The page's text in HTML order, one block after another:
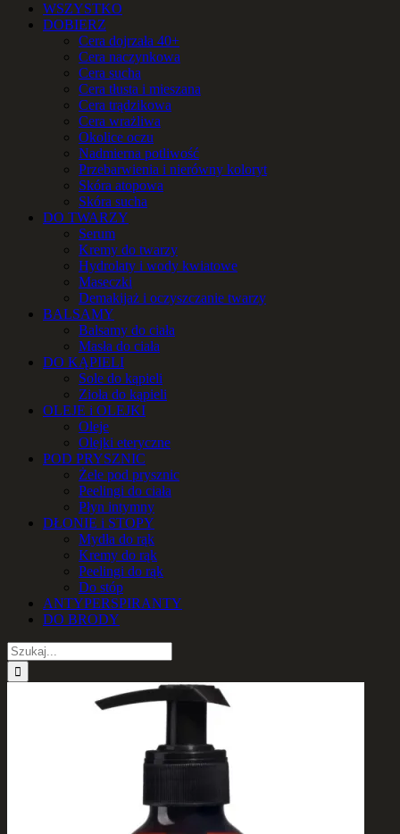
WSZYSTKO
DOBIERZ
Cera dojrzała 40+
Cera naczynkowa
Cera sucha
Cera tłusta i mieszana
Cera trądzikowa
Cera wrażliwa
Okolice oczu
Nadmierna potliwość
Przebarwienia i nierówny koloryt
Skóra atopowa
Skóra sucha
DO TWARZY
Serum
Kremy do twarzy
Hydrolaty i wody kwiatowe
Maseczki
Demakijaż i oczyszczanie twarzy
BALSAMY
Balsamy do ciała
Masła do ciała
DO KĄPIELI
Sole do kąpieli
Zioła do kąpieli
OLEJE i OLEJKI
Oleje
Olejki eteryczne
POD PRYSZNIC
Żele pod prysznic
Peelingi do ciała
Płyn intymny
DŁONIE i STOPY
Mydła do rąk
Kremy do rąk
Peelingi do rąk
Do stóp
ANTYPERSPIRANTY
DO BRODY
Szukaj